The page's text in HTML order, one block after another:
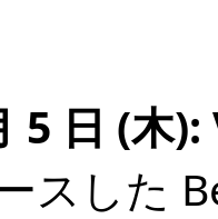
5 日 (木
スした